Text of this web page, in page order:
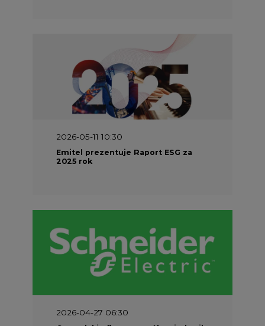
2026-05-11 10:30
Emitel prezentuje Raport ESG za
2025 rok
2026-04-27 06:30